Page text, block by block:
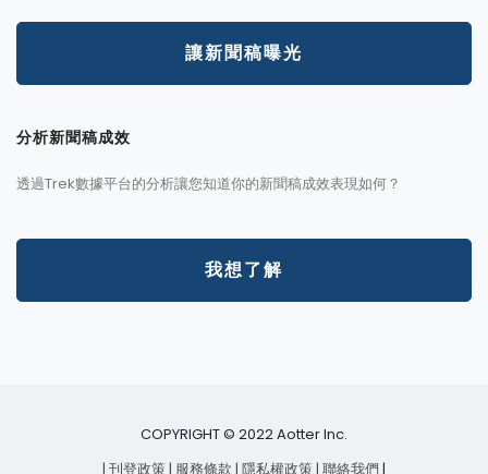
讓新聞稿曝光
分析新聞稿成效
透過Trek數據平台的分析讓您知道你的新聞稿成效表現如何？
我想了解
COPYRIGHT © 2022 Aotter Inc.
| 刊登政策| 服務條款 | 隱私權政策| 聯絡我們 |